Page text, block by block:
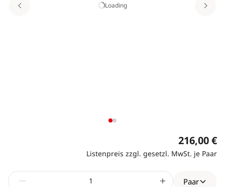
Loading
216,00 €
Listenpreis zzgl. gesetzl. MwSt. je Paar
Paar